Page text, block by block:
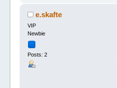
e.skafte
VIP
Newbie
Posts: 2